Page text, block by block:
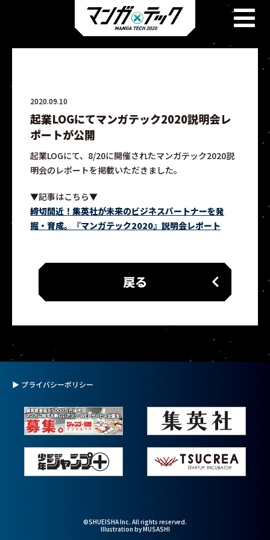
2020.09.10
起業LOGにてマンガテック2020説明会レ
ポートが公開
起業LOGにて、8/20に開催されたマンガテック2020説
明会のレポートを掲載いただきました。
▼記事はこちら▼
締切間近！集英社が未来のビジネスパートナーを発
掘・育成。『マンガテック2020』説明会レポート
戻る
▶ プライバシーポリシー
©SHUEISHA Inc. All rights reserved.
Illustration by MUSASHI